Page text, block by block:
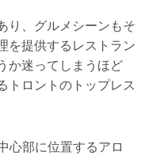
り、グルメシーンもそ
を提供するレストラン
か迷ってしまうほど
トロントのトップレス
心部に位置するアロ